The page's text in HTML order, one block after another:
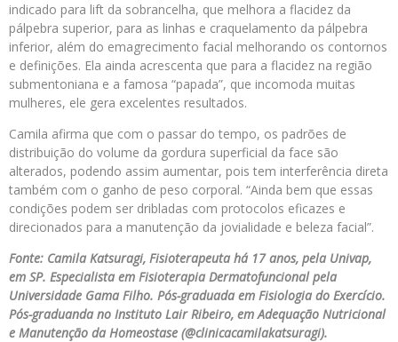
indicado para lift da sobrancelha, que melhora a flacidez da
pálpebra superior, para as linhas e craquelamento da pálpebra
inferior, além do emagrecimento facial melhorando os contornos
e definições. Ela ainda acrescenta que para a flacidez na região
submentoniana e a famosa “papada”, que incomoda muitas
mulheres, ele gera excelentes resultados.
Camila afirma que com o passar do tempo, os padrões de
distribuição do volume da gordura superficial da face são
alterados, podendo assim aumentar, pois tem interferência direta
também com o ganho de peso corporal. “Ainda bem que essas
condições podem ser dribladas com protocolos eficazes e
direcionados para a manutenção da jovialidade e beleza facial”.
Fonte: Camila Katsuragi, Fisioterapeuta há 17 anos, pela Univap,
em SP. Especialista em Fisioterapia Dermatofuncional pela
Universidade Gama Filho. Pós-graduada em Fisiologia do Exercício.
Pós-graduanda no Instituto Lair Ribeiro, em Adequação Nutricional
e Manutenção da Homeostase (@clinicacamilakatsuragi).